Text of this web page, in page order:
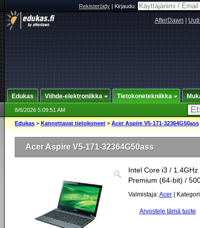
Rekisteröidy|Kirjaudu:
AfterDawn
Edukas Viihde-elektroniikka Tietokonetekniikka
8/6/2026 5:09:51 AM
Edukas > Kannettavat tietokoneet > Acer Aspire V5-171-32364G50ass
Acer Aspire V5-171-32364G50ass
Intel Core i3 /
Premium (64-bit) /
Valmistaja:Acer |
Arvostele tämä tuote